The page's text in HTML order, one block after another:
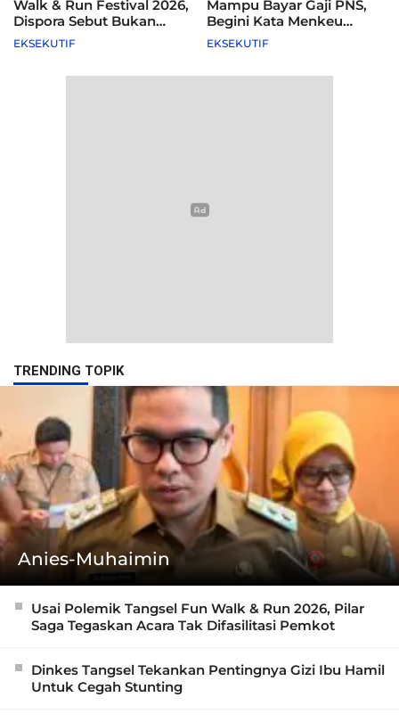
Walk & Run Festival 2026,
Dispora Sebut Bukan
Agenda Pemkot
EKSEKUTIF
Mampu Bayar Gaji PNS,
Begini Kata Menkeu
Purbaya
EKSEKUTIF
TRENDING TOPIK
Anies-Muhaimin
Usai Polemik Tangsel Fun Walk & Run 2026, Pilar
Saga Tegaskan Acara Tak Difasilitasi Pemkot
Dinkes Tangsel Tekankan Pentingnya Gizi Ibu Hamil
Untuk Cegah Stunting